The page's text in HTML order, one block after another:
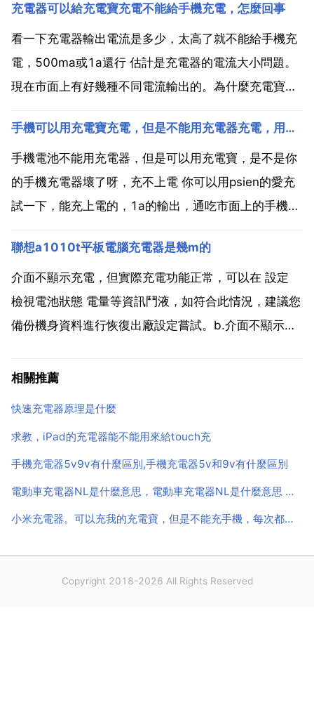
充電器可以給充電寶充電不能給手機充電，怎麼回事
看一下充電器輸出電流是多少，太高了就不能給手機充
電，500ma或1a還行 估計是充電器的電流大小問題。
現在市面上有好幾種不同電流輸出的。為什麼充電寶不
是確定充電寶是好的！那只有兩種可能！一是充電寶本
身沒電 電壓不能夠高於手機電池的電壓 2是連線線有...
手機可以用充電寶充電，但是不能用充電器充電，用同一根資料線，換別的手機充電器就可以充電
手機電池不能用充電器，但是可以用充電寶，是不是你
的手機充電器壞了呀，充不上電 你可以用psien的愛充
試一下，能充上電的，1a的輸出，通吃市面上的手機
充電頭，資料線同一根 可能是電池老化了 充電寶電勢
高，所以能衝進去 應該是資料線壞了，資料線有4根
線...
聯想a1010t平板電腦充電器是幾m的
介面不顯示充電，但實際充電功能正常，可以在 設定
檢視電池狀態 電量等資訊鬥液，如符合此情況，建議您
備份機身資料進行恢復出廠設定嘗試。b.介面不顯示充
歉，給您的使談鉛用造成不便了！如果您有需要進行更
相關推薦
快速充電器原理是什麼
求教，iPad的充電器能不能用來給touch充
手機充電器5v9v有什麼區別,手機充電器5v和9v有什麼區別
電動車充電器NL是什麼意思，電動車充電器NL是什麼意思 及N L 全寫和含義
小米充電器。可以充我的充電寶，但是不能充手機，每次都是插上十幾秒就顯示已經拔出充電器。是為什麼？其
Copyright 2018-2026 All Rights Reserved